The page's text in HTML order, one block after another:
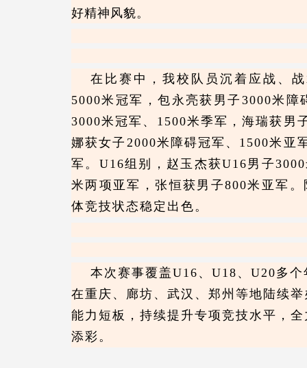
好精神风貌。
在 比赛中，我校队员沉着应战、
5000米冠军，包永亮获男子3000米障
3000米冠军、1500米季军，海瑞获男
娜获女子 2000米障碍冠军、1500米亚
军。U16组别， 赵玉杰获U16男子
米两项亚军，张恒获男子800米亚军 。
体竞技状态稳定出色。
本次赛事覆盖U16、U18、U20多
在重庆、廊坊、武汉、郑州 等地陆续举
能力短板，持续提升专项竞技水平，
添彩。